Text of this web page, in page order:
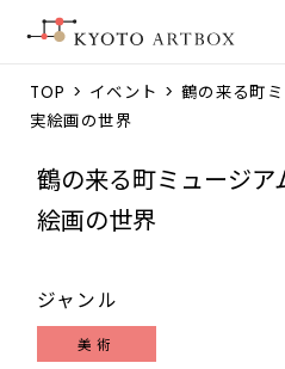
TOP > イベント > 鶴の来る町
実絵画の世界
鶴の来る町ミュージア
絵画の世界
ジャンル
美術